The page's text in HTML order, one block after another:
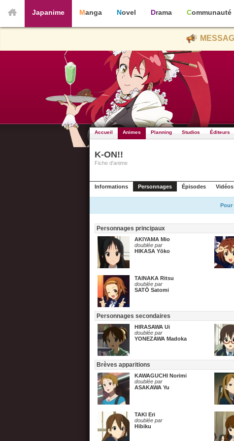
Japanime Manga Novel Drama Communauté
Accueil Animes Planning Studios Éditeurs
K-ON!!
Fiche d'anime
Informations Personnages Épisodes Vidéos
Pour
Personnages principaux
AKIYAMA Mio
doublée par
HIKASA Yōko
TAINAKA Ritsu
doublée par
SATŌ Satomi
Personnages secondaires
HIRASAWA Ui
doublée par
YONEZAWA Madoka
Brèves apparitions
KAWAGUCHI Norimi
doublée par
ASAKAWA Yu
TAKI Eri
doublée par
Hibiku